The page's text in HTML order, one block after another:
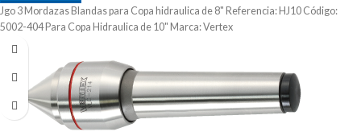
Jgo 3 Mordazas Blandas para Copa hidraulica de 8" Referencia: HJ10 Código:
5002-404 Para Copa Hidraulica de 10" Marca: Vertex